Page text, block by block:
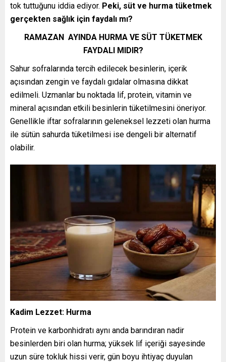
tok tuttuğunu iddia ediyor. Peki, süt ve hurma tüketmek
gerçekten sağlık için faydalı mı?
RAMAZAN AYINDA HURMA VE SÜT TÜKETMEK
FAYDALI MIDIR?
Sahur sofralarında tercih edilecek besinlerin, içerik
açısından zengin ve faydalı gıdalar olmasına dikkat
edilmeli. Uzmanlar bu noktada lif, protein, vitamin ve
mineral açısından etkili besinlerin tüketilmesini öneriyor.
Genellikle iftar sofralarının geleneksel lezzeti olan hurma
ile sütün sahurda tüketilmesi ise dengeli bir alternatif
olabilir.
Kadim Lezzet: Hurma
Protein ve karbonhidratı aynı anda barındıran nadir
besinlerden biri olan hurma; yüksek lif içeriği sayesinde
uzun süre tokluk hissi verir, gün boyu ihtiyaç duyulan